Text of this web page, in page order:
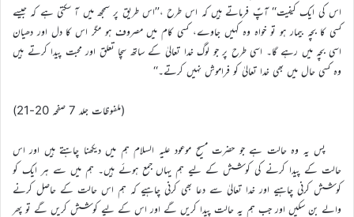
اس کی ایک کیفیت‘‘ آپؑ فرماتے ہیں کہ اس طرح ،’’اس طریق پر سمجھ میں آ سکتی ہے کہ جیسے
کسی کا بچہ بیمار ہو تو خواہ وہ کہیں جاوے، کسی کام میں مصروف ہو مگر اس کا دل اور دھیان
اسی بچہ میں رہے گا۔ اسی طرح پر جو لوگ خدا تعالیٰ کے ساتھ سچا تعلق اور محبت پیدا کرتے ہیں
وہ کسی حال میں بھی خدا تعالیٰ کو فراموش نہیں کرتے۔‘‘
(ملفوظات جلد 7 صفحہ 20-21)
پس یہ وہ حالت ہے جو حضرت مسیح موعود علیہ السلام ہم میں دیکھنا چاہتے ہیں اور اس
حالت کے پیدا کرنے کی کوشش کے لیے ہم یہاں جمع ہوئے ہیں۔ ہم میں سے ہر ایک کو
کوشش کرنی چاہیے اور خدا تعالیٰ سے دعا بھی کرنی چاہیے کہ ہم اس حالت کے حاصل کرنے
والے بن سکیں اور جب ہم یہ حالت پیدا کریں گے اور اس کے لیے کوشش کریں گے تو پھر